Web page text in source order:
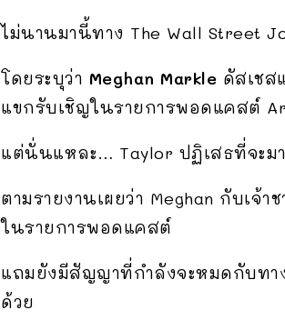
ไม่นานมานี้ทาง The Wall Street
โดยระบุว่า Meghan Markle ดัสเชส
แขกรับเชิญในรายการพอดแคสต์
แต่นั่นแหละ… Taylor ปฏิเสธที่จะม
ตามรายงานเผยว่า Meghan กับเ
ในรายการพอดแคสต์
แถมยังมีสัญญาที่กำลังจะหมดกับทา
ด้วย